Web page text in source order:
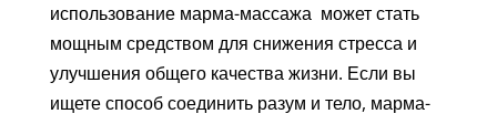
использование марма-массажа может стать
мощным средством для снижения стресса и
улучшения общего качества жизни. Если вы
ищете способ соединить разум и тело, марма-